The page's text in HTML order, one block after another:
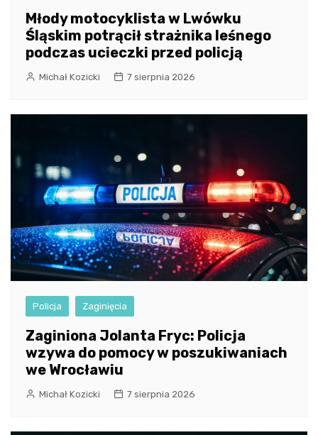
Młody motocyklista w Lwówku
Śląskim potrącił strażnika leśnego
podczas ucieczki przed policją
Michał Kozicki 7 sierpnia 2026
Policja Zaginięcia
Zaginiona Jolanta Fryc: Policja
wzywa do pomocy w poszukiwaniach
we Wrocławiu
Michał Kozicki 7 sierpnia 2026